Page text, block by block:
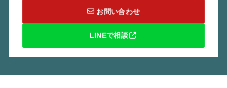
お問い合わせ
LINEで相談